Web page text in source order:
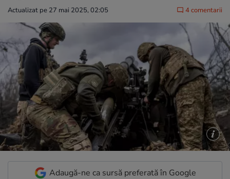
Actualizat pe 27 mai 2025, 02:05 4 comentarii
Adaugă-ne ca sursă preferată în Google